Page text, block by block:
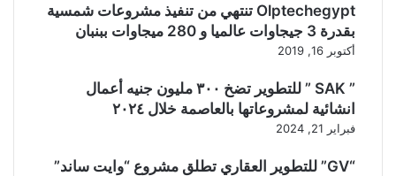
Olptechegypt تنتهي من تنفيذ مشروعات شمسية
بقدرة 3 جيجاوات عالميا و 280 ميجاوات ببنبان
أكتوبر 16, 2019
” SAK ” للتطوير تضخ ٣٠٠ مليون جنيه أعمال
انشائية لمشروعاتها بالعاصمة خلال ٢٠٢٤
فبراير 21, 2024
“GV” للتطوير العقاري تطلق مشروع “وايت ساند”